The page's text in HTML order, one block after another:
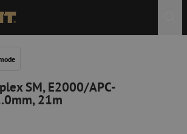
SM, E2000/APC-
21m